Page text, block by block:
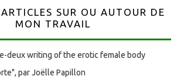
SUR OU AUTOUR DE
MON TRAVAIL
deux writing of the erotic female body
par Joëlle Papillon